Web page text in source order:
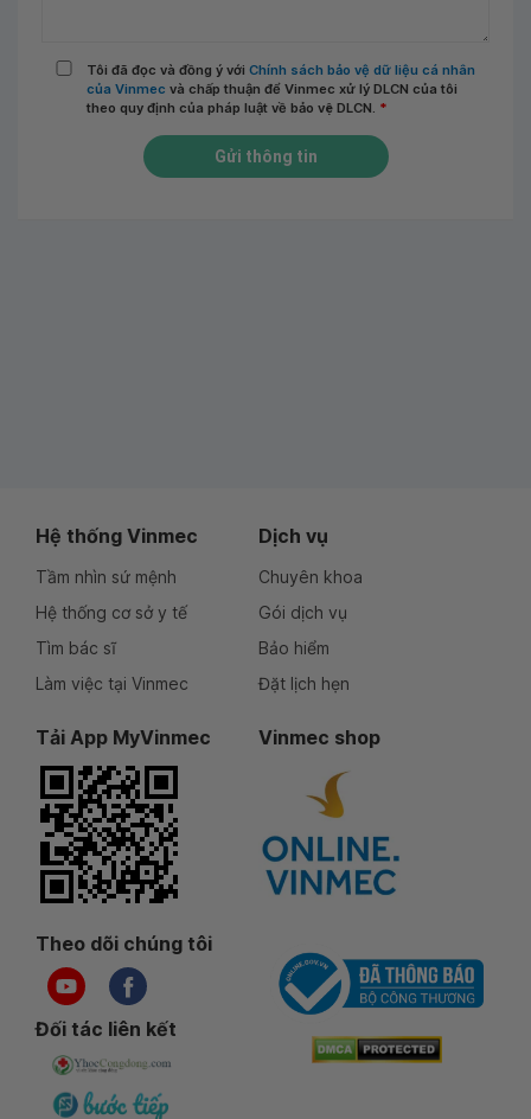
Tôi đã đọc và đồng ý với Chính sách bảo vệ dữ liệu cá nhân
của Vinmec và chấp thuận để Vinmec xử lý DLCN của tôi
theo quy định của pháp luật về bảo vệ DLCN. *
Gửi thông tin
Hệ thống Vinmec
Tầm nhìn sứ mệnh
Hệ thống cơ sở y tế
Tìm bác sĩ
Làm việc tại Vinmec
Dịch vụ
Chuyên khoa
Gói dịch vụ
Bảo hiểm
Đặt lịch hẹn
Tải App MyVinmec Vinmec shop
Theo dõi chúng tôi
Đối tác liên kết